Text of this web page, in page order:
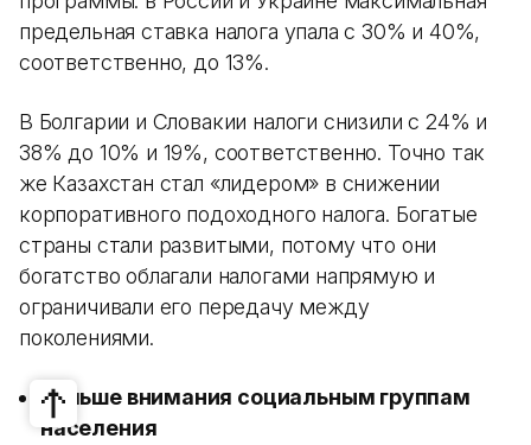
предельная ставка налога упала с 30% и 40%,
соответственно, до 13%.
В Болгарии и Словакии налоги снизили с 24% и
38% до 10% и 19%, соответственно. Точно так
же Казахстан стал «лидером» в снижении
корпоративного подоходного налога. Богатые
страны стали развитыми, потому что они
богатство облагали налогами напрямую и
ограничивали его передачу между
поколениями.
Больше внимания социальным группам
населения